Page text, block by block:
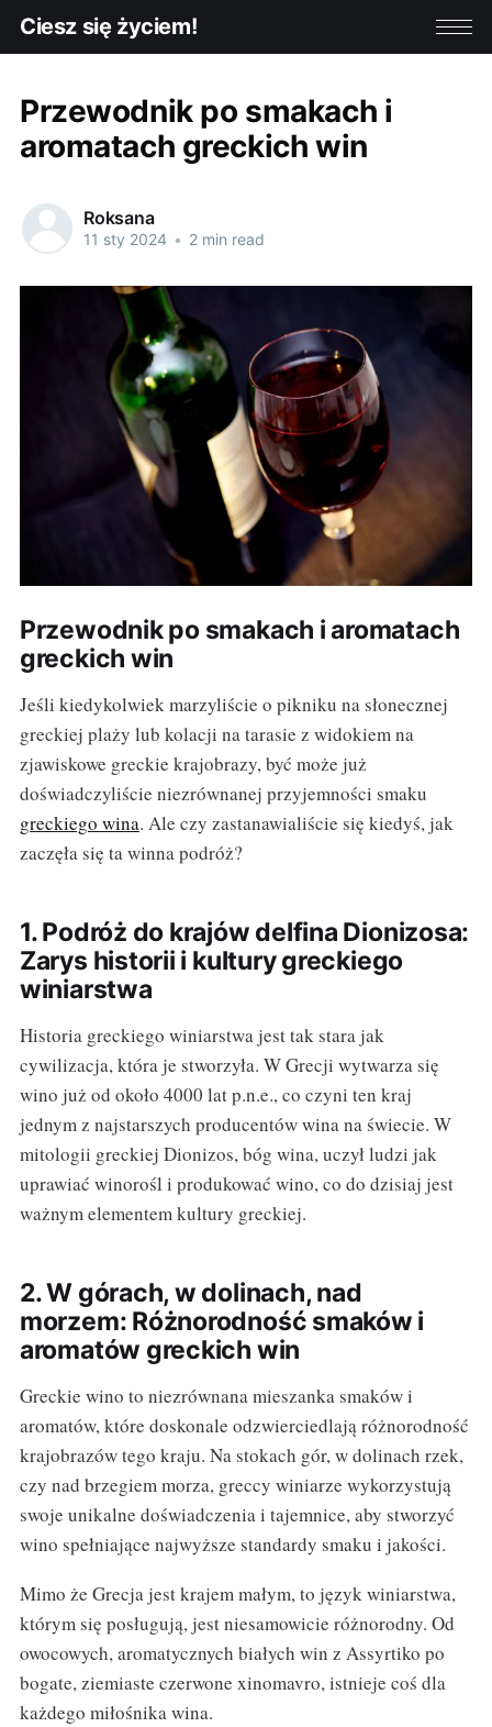
Ciesz się życiem!
Przewodnik po smakach i
aromatach greckich win
Roksana
11 sty 2024 • 2 min read
Przewodnik po smakach i aromatach
greckich win
Jeśli kiedykolwiek marzyliście o pikniku na słonecznej
greckiej plaży lub kolacji na tarasie z widokiem na
zjawiskowe greckie krajobrazy, być może już
doświadczyliście niezrównanej przyjemności smaku
greckiego wina. Ale czy zastanawialiście się kiedyś, jak
zaczęła się ta winna podróż?
1. Podróż do krajów delfina Dionizosa:
Zarys historii i kultury greckiego
winiarstwa
Historia greckiego winiarstwa jest tak stara jak
cywilizacja, która je stworzyła. W Grecji wytwarza się
wino już od około 4000 lat p.n.e., co czyni ten kraj
jednym z najstarszych producentów wina na świecie. W
mitologii greckiej Dionizos, bóg wina, uczył ludzi jak
uprawiać winorośl i produkować wino, co do dzisiaj jest
ważnym elementem kultury greckiej.
2. W górach, w dolinach, nad
morzem: Różnorodność smaków i
aromatów greckich win
Greckie wino to niezrównana mieszanka smaków i
aromatów, które doskonale odzwierciedlają różnorodność
krajobrazów tego kraju. Na stokach gór, w dolinach rzek,
czy nad brzegiem morza, greccy winiarze wykorzystują
swoje unikalne doświadczenia i tajemnice, aby stworzyć
wino spełniające najwyższe standardy smaku i jakości.
Mimo że Grecja jest krajem małym, to język winiarstwa,
którym się posługują, jest niesamowicie różnorodny. Od
owocowych, aromatycznych białych win z Assyrtiko po
bogate, ziemiaste czerwone xinomavro, istnieje coś dla
każdego miłośnika wina.